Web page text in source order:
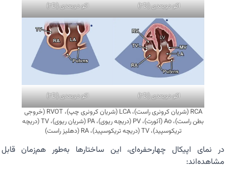
اکو دوبعدی (2D) اکو دوبعدی (2D)
اکو دوبعدی (2D)
اکو دوبعدی (2D)
RCA (شریان کرونری راست)، LCA (شریان کرونری چپ)، RVOT (خروجی
بطن راست)، Ao (آئورت)، PV (دریچه ریوی)، PA (شریان ریوی)، TV (دریچه
تریکوسپید)، TV (دریچه تریکوسپید)، RA (دهلیز راست)
در نمای اپیکال چهارحفره‌ای، این ساختارها به‌طور هم‌زمان قابل
مشاهده‌اند: